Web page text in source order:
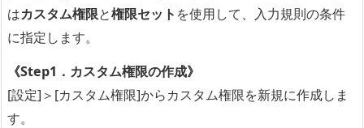
はカスタム権限と権限セット を使用して、入力規則の条件
に指定します。
《Step1．カスタム権限の作成》
[設定]＞[カスタム権限]からカスタム権限を新規に作成しま
す。